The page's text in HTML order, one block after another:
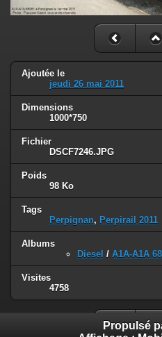
Ajoutée le
jeudi 26 mai 2011
Dimensions
1000*750
Fichier
DSCF7246.JPG
Poids
98 Ko
Tags
Perpignan, Perpirail 2011
Albums
Diesel / A1A-A1A
Visites
4758
Propulsé